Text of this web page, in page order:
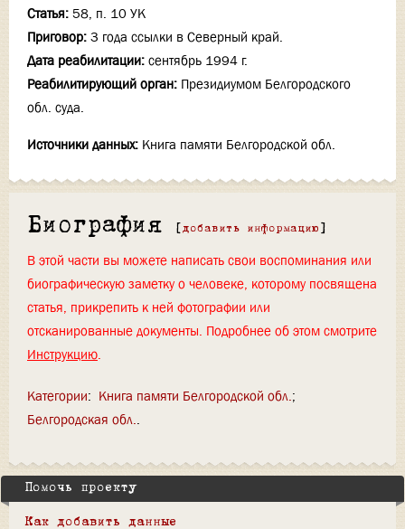
Статья: 58, п. 10 УК
Приговор: 3 года ссылки в Северный край.
Дата реабилитации: сентябрь 1994 г.
Реабилитирующий орган: Президиумом Белгородского
обл. суда.
Источники данных: Книга памяти Белгородской обл.
Биография [ добавить информацию ]
В этой части вы можете написать свои воспоминания или
биографическую заметку о человеке, которому посвящена
статья, прикрепить к ней фотографии или
отсканированные документы. Подробнее об этом смотрите
Инструкцию.
Категории: Книга памяти Белгородской обл.
Белгородская обл.
Помочь проекту
Как добавить данные